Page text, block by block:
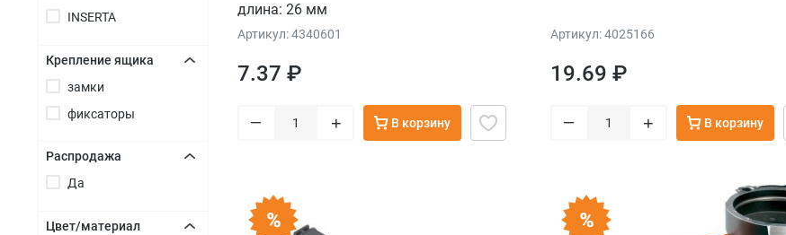
INSERTA
Крепление ящика
замки
фиксаторы
Распродажа
Да
Цвет/материал
длина: 26 мм
Артикул: 4340601
7.37 ₽
– + В корзину
Артикул: 4025166
19.69 ₽
– + В корзину